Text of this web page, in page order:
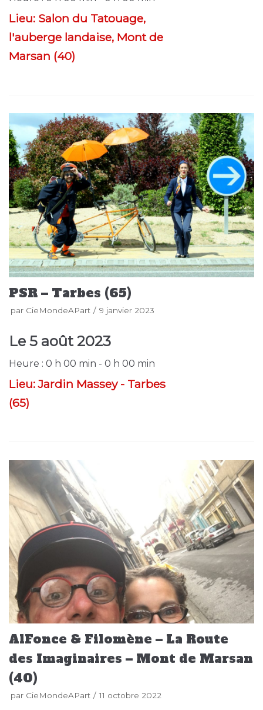
Lieu: Salon du Tatouage,
l'auberge landaise, Mont de
Marsan (40)
PSR – Tarbes (65)
par CieMondeAPart 9 janvier 2023
Le 5 août 2023
Heure : 0 h 00 min - 0 h 00 min
Lieu:Jardin Massey - Tarbes
(65)
AlFonce & Filomène – La Route
des Imaginaires – Mont de Marsan
(40)
par CieMondeAPart 11 octobre 2022